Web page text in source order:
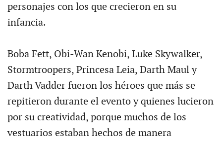
personajes con los que crecieron en su
infancia.
Boba Fett, Obi-Wan Kenobi, Luke Skywalker,
Stormtroopers, Princesa Leia, Darth Maul y
Darth Vadder fueron los héroes que más se
repitieron durante el evento y quienes lucieron
por su creatividad, porque muchos de los
vestuarios estaban hechos de manera